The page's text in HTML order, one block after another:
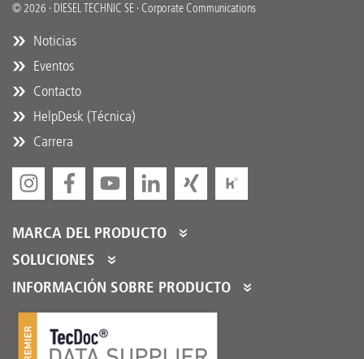
© 2026 · DIESEL TECHNIC SE · Corporate Communications
Noticias
Eventos
Contacto
HelpDesk (Técnica)
Carrera
MARCA DEL PRODUCTO
DT Spare Parts
SOLUCIONES
Partner Portal
Partner Services
INFORMACIÓN SOBRE PRODUCTO
Catálogos de productos
Product Promotions